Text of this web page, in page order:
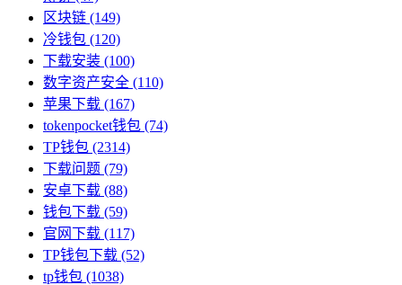
区块链 (149)
冷钱包 (120)
下载安装 (100)
数字资产安全 (110)
苹果下载 (167)
tokenpocket钱包 (74)
TP钱包 (2314)
下载问题 (79)
安卓下载 (88)
钱包下载 (59)
官网下载 (117)
TP钱包下载 (52)
tp钱包 (1038)